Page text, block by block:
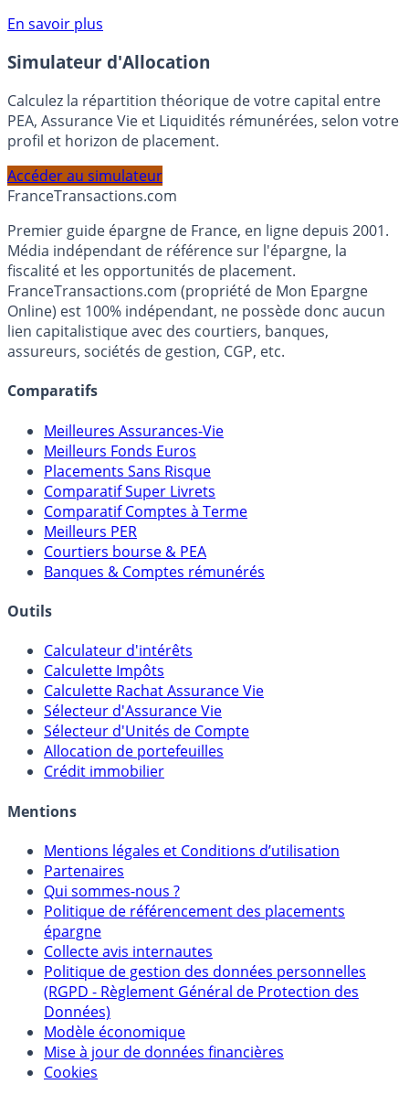
En savoir plus
Simulateur d'Allocation
Calculez la répartition théorique de votre capital entre
PEA, Assurance Vie et Liquidités rémunérées, selon votre
profil et horizon de placement.
Accéder au simulateur
FranceTransactions.com
Premier guide épargne de France, en ligne depuis 2001.
Média indépendant de référence sur l'épargne, la
fiscalité et les opportunités de placement.
FranceTransactions.com (propriété de Mon Epargne
Online) est 100% indépendant, ne possède donc aucun
lien capitalistique avec des courtiers, banques,
assureurs, sociétés de gestion, CGP, etc.
Comparatifs
Meilleures Assurances-Vie
Meilleurs Fonds Euros
Placements Sans Risque
Comparatif Super Livrets
Comparatif Comptes à Terme
Meilleurs PER
Courtiers bourse & PEA
Banques & Comptes rémunérés
Outils
Calculateur d'intérêts
Calculette Impôts
Calculette Rachat Assurance Vie
Sélecteur d'Assurance Vie
Sélecteur d'Unités de Compte
Allocation de portefeuilles
Crédit immobilier
Mentions
Mentions légales et Conditions d’utilisation
Partenaires
Qui sommes-nous ?
Politique de référencement des placements
épargne
Collecte avis internautes
Politique de gestion des données personnelles
(RGPD - Règlement Général de Protection des
Données)
Modèle économique
Mise à jour de données financières
Cookies